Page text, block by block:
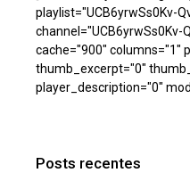
playlist="UCB6yrwSs0Kv-
channel="UCB6yrwSs0Kv-
cache="900" columns="1"
thumb_excerpt="0"
player_description="0"
Posts recentes